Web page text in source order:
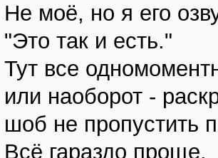
Не моё, но я его
"Это так и есть."
Тут все
или наоборот -
шоб не пропустить
Всё гараздо проще.